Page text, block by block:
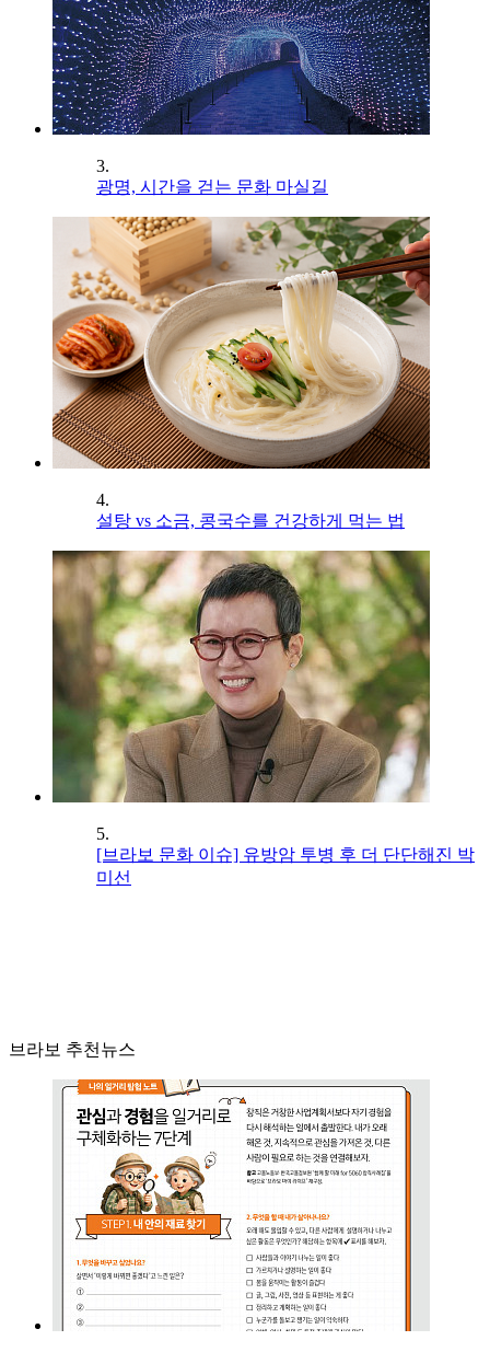
3.
광명, 시간을 걷는 문화 마실길
4.
설탕 vs 소금, 콩국수를 건강하게 먹는 법
5.
[브라보 문화 이슈] 유방암 투병 후 더 단단해진 박
미선
브라보 추천뉴스